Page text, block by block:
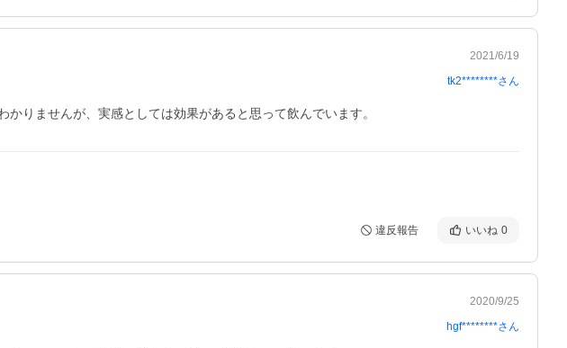
2021/6/19
tk2********さん
りませんが、実感としては効果があると思って飲んでいます。
違反報告 いいね 0
2020/9/25
hgf********さん